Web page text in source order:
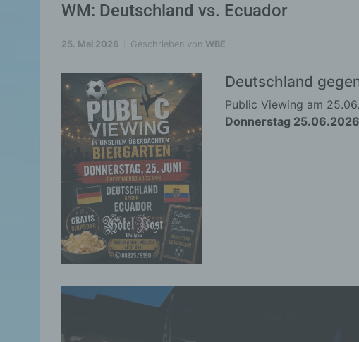
WM: Deutschland vs. Ecuador
25. Mai 2026 Geschrieben von WBE
Deutschland
Public Viewing am
Donnerstag